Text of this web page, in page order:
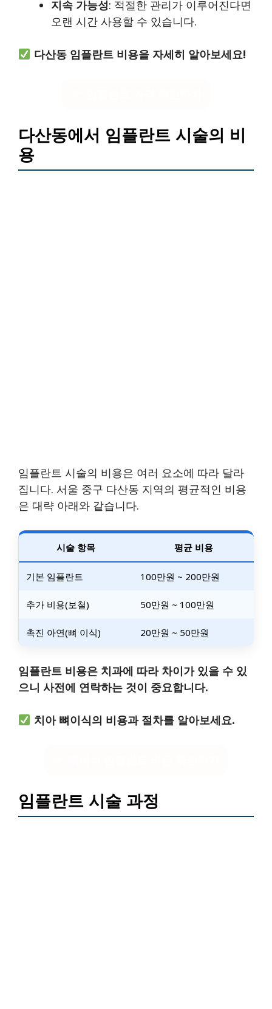
지속 가능성: 적절한 관리가 이루어진다면
오랜 시간 사용할 수 있습니다.
다산동 임플란트 비용을 자세히 알아보세요!
다산동에서 임플란트 시술의 비
용
임플란트 시술의 비용은 여러 요소에 따라 달라
집니다. 서울 중구 다산동 지역의 평균적인 비용
은 대략 아래와 같습니다.
시술 항목 평균 비용
기본 임플란트 100만원 ~ 200만원
추가 비용(보철) 50만원 ~ 100만원
촉진 아연(뼈 이식) 20만원 ~ 50만원
임플란트 비용은 치과에 따라 차이가 있을 수 있
으니 사전에 연락하는 것이 중요합니다.
치아 뼈이식의 비용과 절차를 알아보세요.
임플란트 시술 과정